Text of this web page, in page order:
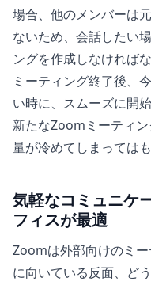
場合、他のメンバーは
ないため、会話したい
ングを作成しなければ
ミーティング終了後、
い時に、スムーズに開
新たなZoomミーティ
量が冷めてしまっては
気軽なコミュニケ
フィスが最適
Zoomは外部向けのミ
に向いている反面、ど